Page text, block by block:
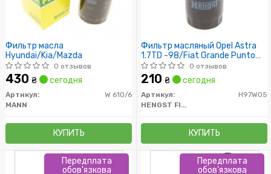
Фильтр масла
Hyundai/Kia/Mazda
0 отзывов
430 ₴ сегодня
Артикул:
W 610/6
MANN
КУПИТЬ
Фильтр масляный Opel Astra
1.7TD -98/Fiat Grande Punto
05-/Nissan Cube 10-
0 отзывов
210 ₴ сегодня
Артикул:
H97W05
HENGST FILTER
КУПИТЬ
Передплата
обов'язкова
Передплата
обов'язкова